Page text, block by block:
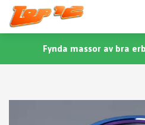
Fynda massor av bra